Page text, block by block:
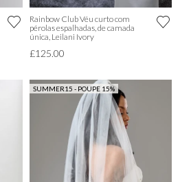
Rainbow Club Véu curto com
pérolas espalhadas, de camada
única, Leilani Ivory
£125.00
SUMMER15 - POUPE 15%